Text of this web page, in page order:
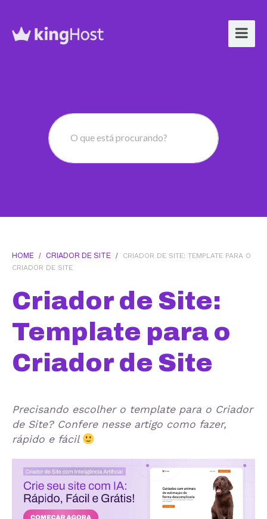
O que está procurando?
HOME / CRIADOR DE SITE /
CRIADOR DE SITE: TEMPLATE PARA O
CRIADOR DE SITE
Criador de Site:
Template para o
Criador de Site
Precisando escolher o template para o Criador
de Site? Confere nesse artigo como fazer,
rápido e fácil